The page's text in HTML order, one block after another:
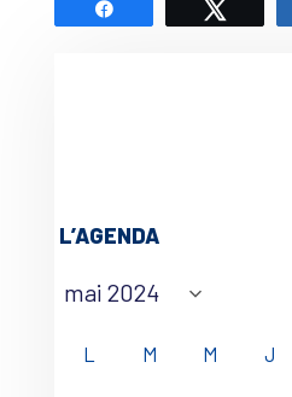
L’AGENDA
L M M J